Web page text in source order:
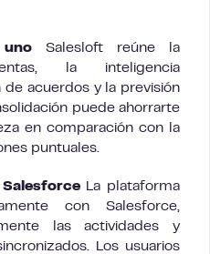
Salesloft reúne la
la inteligencia
de acuerdos y la previsión
puede ahorrarte
en comparación con la
puntuales.
La plataforma
con Salesforce,
las actividades y
Los usuarios